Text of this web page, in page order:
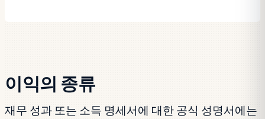
이익의 종류
재무 성과 또는 소득 명세서에 대한 공식 성명서에는